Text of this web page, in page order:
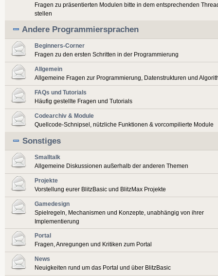
Fragen zu präsentierten Modulen bitte in dem entsprechenden
stellen
Andere Programmiersprachen
Beginners-Corner
Fragen zu den ersten Schritten in der Programmierung
Allgemein
Allgemeine Fragen zur Programmierung, Datenstrukturen und
FAQs und Tutorials
Häufig gestellte Fragen und Tutorials
Codearchiv & Module
Quellcode-Schnipsel, nützliche Funktionen & vorcompilierte Module
Sonstiges
Smalltalk
Allgemeine Diskussionen außerhalb der anderen Themen
Projekte
Vorstellung eurer BlitzBasic und BlitzMax Projekte
Gamedesign
Spielregeln, Mechanismen und Konzepte, unabhängig von ihrer
Implementierung
Portal
Fragen, Anregungen und Kritiken zum Portal
News
Neuigkeiten rund um das Portal und über BlitzBasic